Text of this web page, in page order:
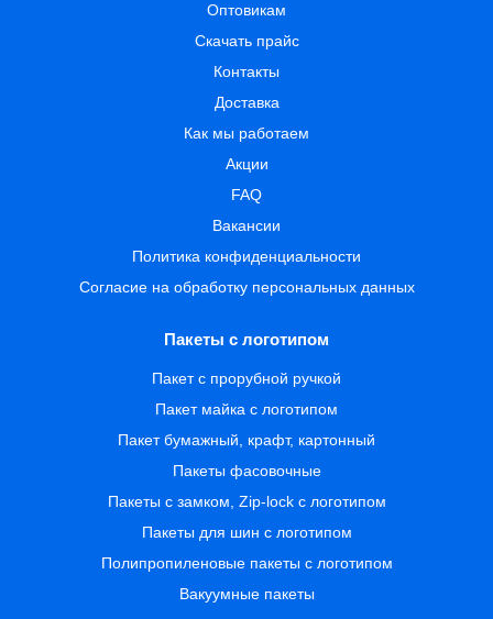
Оптовикам
Скачать прайс
Контакты
Доставка
Как мы работаем
Акции
FAQ
Вакансии
Политика конфиденциальности
Согласие на обработку персональных данных
Пакеты с логотипом
Пакет с прорубной ручкой
Пакет майка с логотипом
Пакет бумажный, крафт, картонный
Пакеты фасовочные
Пакеты с замком, Zip-lock с логотипом
Пакеты для шин с логотипом
Полипропиленовые пакеты с логотипом
Вакуумные пакеты